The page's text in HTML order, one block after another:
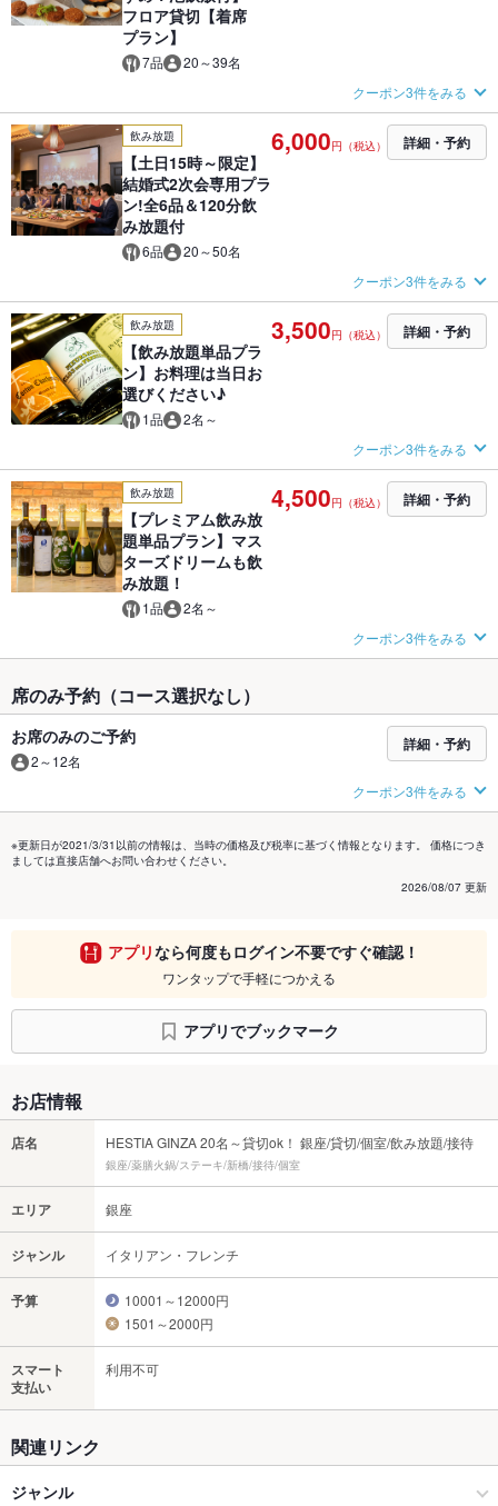
フロア貸切【着席
プラン】
7品
20～39名
クーポン3件をみる
飲み放題
【土日15時～限定】
結婚式2次会専用プラ
ン!全6品＆120分飲
み放題付
6品 20～50名
6,000円（税込） 詳細・予約
クーポン3件をみる
飲み放題
【飲み放題単品プラ
ン】お料理は当日お
選びください♪
1品 2名～
3,500円（税込） 詳細・予約
クーポン3件をみる
飲み放題
【プレミアム飲み放
題単品プラン】マス
ターズドリームも飲
み放題！
1品 2名～
4,500円（税込） 詳細・予約
クーポン3件をみる
席のみ予約（コース選択なし）
お席のみのご予約
2～12名
詳細・予約
クーポン3件をみる
※更新日が2021/3/31以前の情報は、当時の価格及び税率に基づく情報となります。 価格につき
ましては直接店舗へお問い合わせください。
2026/08/07 更新
アプリなら何度もログイン不要ですぐ確認！
ワンタップで手軽につかえる
アプリでブックマーク
お店情報
店名 HESTIA GINZA 20名～貸切ok！ 銀座/貸切/個室/飲み放題/接待
銀座/薬膳火鍋/ステーキ/新橋/接待/個室
エリア 銀座
ジャンル イタリアン・フレンチ
予算
10001～12000円
1501～2000円
スマート
支払い
利用不可
関連リンク
ジャンル